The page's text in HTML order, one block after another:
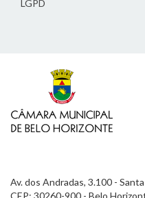
LGPD
Av. dos Andradas, 3.100 -
CEP: 30260-900 - Belo